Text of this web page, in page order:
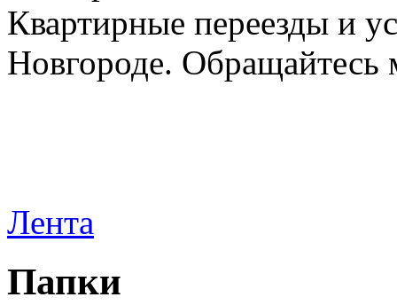
Квартирные переезды и
Новгороде.
Лента
Папки